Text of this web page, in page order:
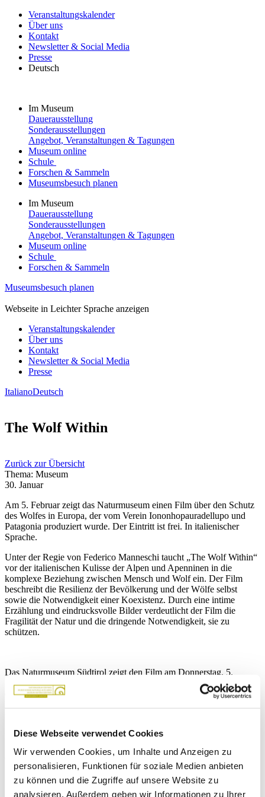
Diese Webseite verwendet Cookies
Wir verwenden Cookies, um Inhalte und Anzeigen zu
personalisieren, Funktionen für soziale Medien anbieten
zu können und die Zugriffe auf unsere Website zu
analysieren. Außerdem geben wir Informationen zu Ihrer
Veranstaltungskalender
Über uns
Kontakt
Newsletter & Social Media
Presse
Deutsch
Im Museum
Dauerausstellung
Sonderausstellungen
Angebot, Veranstaltungen & Tagungen
Museum online
Schule
Forschen & Sammeln
Museumsbesuch planen
Im Museum
Dauerausstellung
Sonderausstellungen
Angebot, Veranstaltungen & Tagungen
Museum online
Schule
Forschen & Sammeln
Museumsbesuch planen
Webseite in Leichter Sprache anzeigen
Veranstaltungskalender
Über uns
Kontakt
Newsletter & Social Media
Presse
ItalianoDeutsch
The Wolf Within
Zurück zur Übersicht
Thema: Museum
30. Januar
Am 5. Februar zeigt das Naturmuseum einen Film über den Schutz
des Wolfes in Europa, der vom Verein Iononhopauradellupo und
Patagonia produziert wurde. Der Eintritt ist frei. In italienischer
Sprache.
Unter der Regie von Federico Manneschi taucht „The Wolf Within“
vor der italienischen Kulisse der Alpen und Apenninen in die
komplexe Beziehung zwischen Mensch und Wolf ein. Der Film
beschreibt die Resilienz der Bevölkerung und der Wölfe selbst
sowie die Notwendigkeit einer Koexistenz. Durch eine intime
Erzählung und eindrucksvolle Bilder verdeutlicht der Film die
Fragilität der Natur und die dringende Notwendigkeit, sie zu
schützen.
Das Naturmuseum Südtirol zeigt den Film am Donnerstag, 5.
Februar, um 18 Uhr. Er wurde zusammen mit Patagonia anlässlich
des 45. Jahrestags der Berner Übereinkommen vorgestellt.
Beobachter von Großraubtieren für das MUSE und die Autonome
Provinz Trient und arbeitet mit dem Wolfsbeobachtungsnetzwerk
der Region Venetien und anderen Behörden zusammen, die für die
Beobachtung dieser Tierart in den Ostalpen zuständig sind. Er ist im
Bereich Kommunikation tätig, auch visuell als Fotograf.